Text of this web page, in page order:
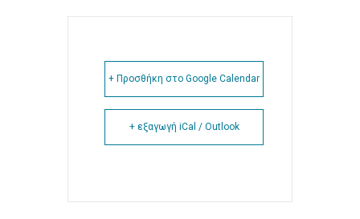
+ Προσθήκη στο Google Calendar
+ εξαγωγή iCal / Outlook